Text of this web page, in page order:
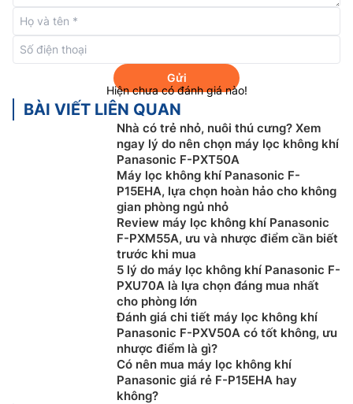
Giúp khoảng không 30cm sát sàn nhà luôn
Các loại chất gây ô nhiễm khác nhau xuất hiện trong
căn phòng. Nói chung, khoảng không 30 cm trên sàn
nhà, nơi được cho là tích tụ chất gây ô nhiễm không
khí, là không gian sống của trẻ sơ sinh và vật nuôi.
Tương tự, Công nghệ hút mặt trước trực tiếp tạo ra
mạnh phía trước để hút bụi bẩn bay lơ lửng
trên sàn nhà ở khoảng cách từ 0 cm đến 30 cm.
Gửi
Hiện chưa có đánh giá nào!
BÀI VIẾT LIÊN QUAN
Nhà có trẻ nhỏ, nuôi thú cưng? Xem
ngay lý do nên chọn máy lọc không khí
Panasonic F-PXT50A
Máy lọc không khí Panasonic F-
P15EHA, lựa chọn hoàn hảo cho không
gian phòng ngủ nhỏ
Review máy lọc không khí Panasonic
F-PXM55A, ưu và nhược điểm cần biết
trước khi mua
5 lý do máy lọc không khí Panasonic F-
PXU70A là lựa chọn đáng mua nhất
cho phòng lớn
Đánh giá chi tiết máy lọc không khí
Panasonic F-PXV50A có tốt không, ưu
nhược điểm là gì?
Có nên mua máy lọc không khí
Panasonic giá rẻ F-P15EHA hay
không?